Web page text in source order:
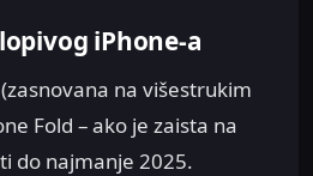
iPhone-a
na višestrukim
Fold – ako je zaista na
do najmanje 2025.